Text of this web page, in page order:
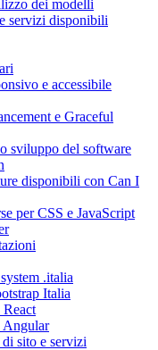
dei modelli
servizi disponibili
e accessibile
e Graceful
sviluppo del software
disponibili con Can I
per CSS e JavaScript
.italia
Italia
sito e servizi